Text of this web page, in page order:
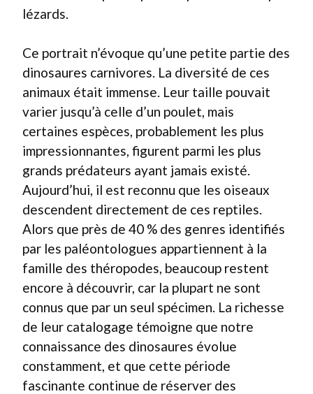
lézards.
Ce portrait n’évoque qu’une petite partie des
dinosaures carnivores. La diversité de ces
animaux était immense. Leur taille pouvait
varier jusqu’à celle d’un poulet, mais
certaines espèces, probablement les plus
impressionnantes, figurent parmi les plus
grands prédateurs ayant jamais existé.
Aujourd’hui, il est reconnu que les oiseaux
descendent directement de ces reptiles.
Alors que près de 40 % des genres identifiés
par les paléontologues appartiennent à la
famille des théropodes, beaucoup restent
encore à découvrir, car la plupart ne sont
connus que par un seul spécimen. La richesse
de leur catalogage témoigne que notre
connaissance des dinosaures évolue
constamment, et que cette période
fascinante continue de réserver des